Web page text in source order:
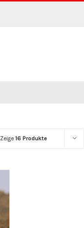
Zeige 16 Produkte